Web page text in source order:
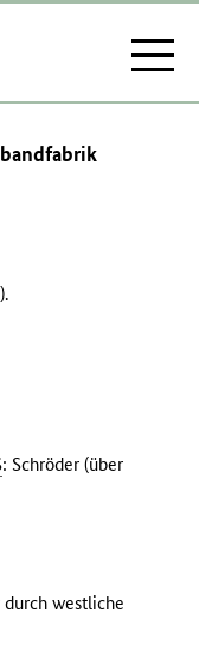
: Schröder (über
westliche